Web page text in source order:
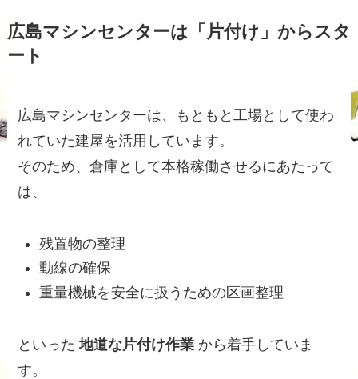
広島マシンセンターは「片付け」からスタ
ート
広島マシンセンターは、もともと工場として使わ
れていた建屋を活用しています。
そのため、倉庫として本格稼働させるにあたって
は、
残置物の整理
動線の確保
重量機械を安全に扱うための区画整理
といった地道な片付け作業 から着手していま
す。